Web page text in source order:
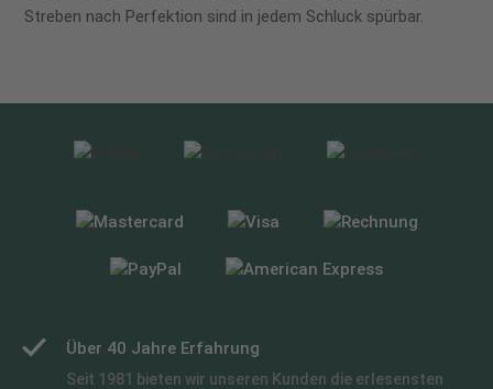
Streben nach Perfektion sind in jedem Schluck spürbar.
Über 40 Jahre Erfahrung
Seit 1981 bieten wir unseren Kunden die erlesensten